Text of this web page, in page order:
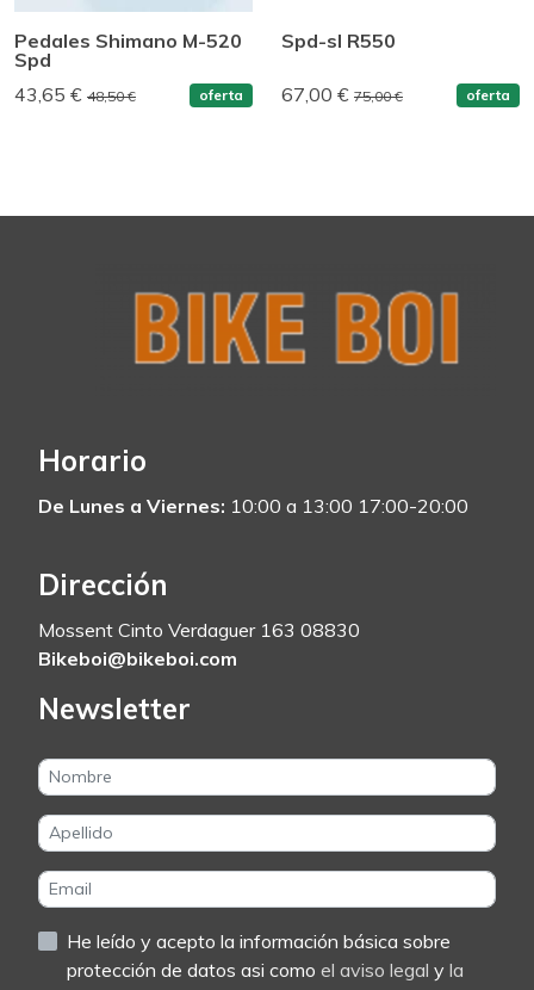
Pedales Shimano M-520
Spd
43,65 € 48,50 € oferta
Spd-sl R550
67,00 € 75,00 € oferta
Horario
De Lunes a Viernes: 10:00 a 13:00 17:00-20:00
Dirección
Mossent Cinto Verdaguer 163 08830
Bikeboi@bikeboi.com
Newsletter
He leído y acepto la información básica sobre
protección de datos asi como el aviso legal y la